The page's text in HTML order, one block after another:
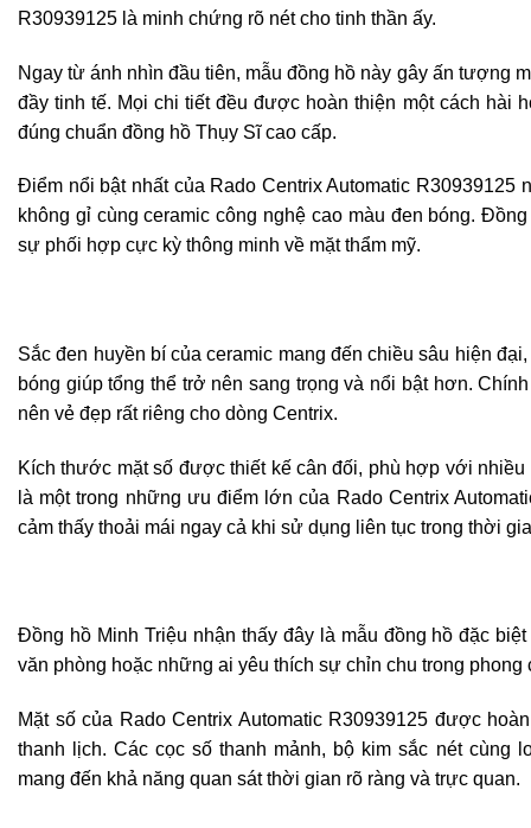
R30939125 là minh chứng rõ nét cho tinh thần ấy.
Ngay từ ánh nhìn đầu tiên, mẫu đồng hồ này gây ấn tượng
đầy tinh tế. Mọi chi tiết đều được hoàn thiện một cách hài
đúng chuẩn đồng hồ Thụy Sĩ cao cấp.
Điểm nổi bật nhất của Rado Centrix Automatic R30939125
không gỉ cùng ceramic công nghệ cao màu đen bóng.
sự phối hợp cực kỳ thông minh về mặt thẩm mỹ.
Sắc đen huyền bí của ceramic mang đến chiều sâu hiện
bóng giúp tổng thể trở nên sang trọng và nổi bật hơn.
nên vẻ đẹp rất riêng cho dòng Centrix.
Kích thước mặt số được thiết kế cân đối, phù hợp với nhiều
là một trong những ưu điểm lớn của Rado Centrix
cảm thấy thoải mái ngay cả khi sử dụng liên tục trong thời
Đồng hồ Minh Triệu nhận thấy đây là mẫu đồng hồ đặc
văn phòng hoặc những ai yêu thích sự chỉn chu trong phong
Mặt số của Rado Centrix Automatic R30939125 được
thanh lịch. Các cọc số thanh mảnh, bộ kim sắc nét cùng
mang đến khả năng quan sát thời gian rõ ràng và trực quan.